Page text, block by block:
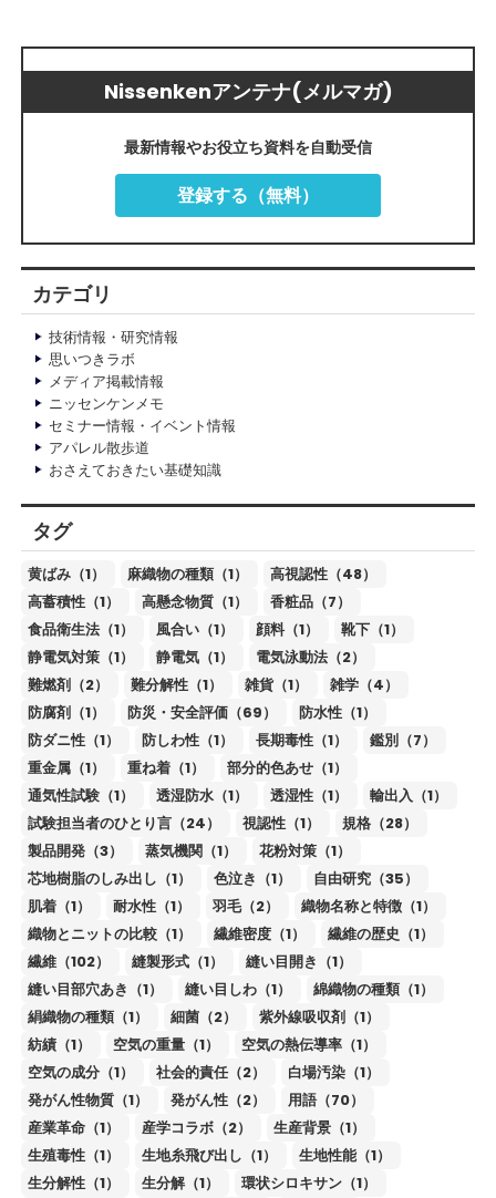
Nissenkenアンテナ(メルマガ)
最新情報やお役立ち資料を自動受信
登録する（無料）
カテゴリ
技術情報・研究情報
思いつきラボ
メディア掲載情報
ニッセンケンメモ
セミナー情報・イベント情報
アパレル散歩道
おさえておきたい基礎知識
タグ
黄ばみ（1） 麻織物の種類（1）
高視認性（48）
高蓄積性（1）
高懸念物質（1）
香粧品（7）
食品衛生法（1）
風合い（1） 顔料（1）
靴下（1）
静電気対策（1）
静電気（1）
電気泳動法（2）
難燃剤（2）
難分解性（1） 雑貨（1）
雑学（4）
防腐剤（1）
防災・安全評価（69）
防水性（1）
防ダニ性（1）
防しわ性（1） 長期毒性（1）
鑑別（7）
重金属（1）
重ね着（1）
部分的色あせ（1）
通気性試験（1）
透湿防水（1） 透湿性（1）
輸出入（1）
試験担当者のひとり言（24）
視認性（1）
規格（28）
製品開発（3）
蒸気機関（1）
花粉対策（1）
芯地樹脂のしみ出し（1）
色泣き（1）
自由研究（35）
肌着（1）
耐水性（1） 羽毛（2）
織物名称と特徴（1）
織物とニットの比較（1）
繊維密度（1）
繊維の歴史（1）
繊維（102）
縫製形式（1）
縫い目開き（1）
縫い目部穴あき（1）
縫い目しわ（1）
綿織物の種類（1）
絹織物の種類（1）
細菌（2）
紫外線吸収剤（1）
紡績（1）
空気の重量（1）
空気の熱伝導率（1）
空気の成分（1）
社会的責任（2）
白場汚染（1）
発がん性物質（1）
発がん性（2）
用語（70）
産業革命（1）
産学コラボ（2）
生産背景（1）
生殖毒性（1）
生地糸飛び出し（1）
生地性能（1）
生分解性（1）
生分解（1）
環状シロキサン（1）